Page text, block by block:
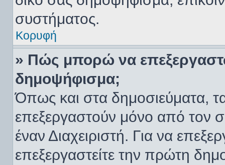
συστήματος.
Κορυφή
» Πώς μπορώ να
δημοψήφισμα;
Όπως και στα δημοσιεύματα,
επεξεργαστούν μόνο από τον
έναν Διαχειριστή. Για να
επεξεργαστείτε την πρώτη